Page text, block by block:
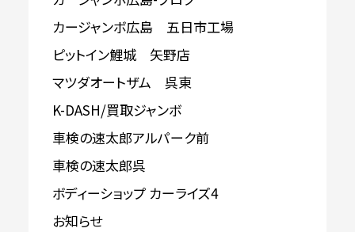
カージャンボ広島 五日市工場
ピットイン鯉城 矢野店
マツダオートザム 呉東
K-DASH/買取ジャンボ
車検の速太郎アルパーク前
車検の速太郎呉
ボディーショップ カーライズ4
お知らせ